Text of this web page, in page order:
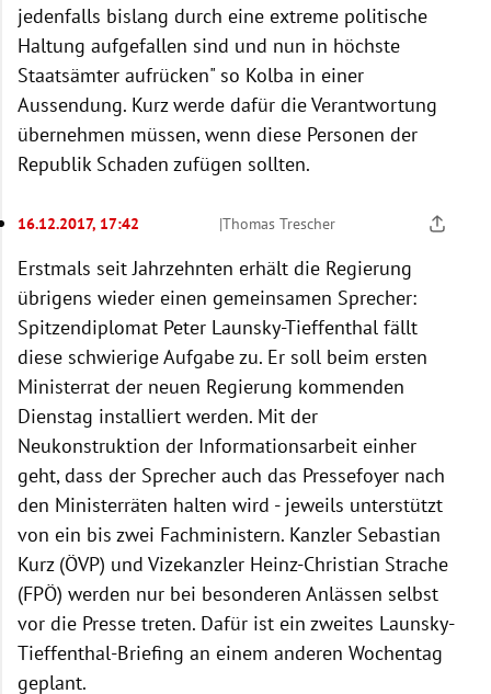
jedenfalls bislang durch eine extreme politische
Haltung aufgefallen sind und nun in höchste
Staatsämter aufrücken" so Kolba in einer
Aussendung. Kurz werde dafür die Verantwortung
übernehmen müssen, wenn diese Personen der
Republik Schaden zufügen sollten.
16.12.2017, 17:42 |Thomas Trescher
Erstmals seit Jahrzehnten erhält die Regierung
übrigens wieder einen gemeinsamen Sprecher:
Spitzendiplomat Peter Launsky-Tieffenthal fällt
diese schwierige Aufgabe zu. Er soll beim ersten
Ministerrat der neuen Regierung kommenden
Dienstag installiert werden. Mit der
Neukonstruktion der Informationsarbeit einher
geht, dass der Sprecher auch das Pressefoyer nach
den Ministerräten halten wird - jeweils unterstützt
von ein bis zwei Fachministern. Kanzler Sebastian
Kurz (ÖVP) und Vizekanzler Heinz-Christian Strache
(FPÖ) werden nur bei besonderen Anlässen selbst
vor die Presse treten. Dafür ist ein zweites Launsky-
Tieffenthal-Briefing an einem anderen Wochentag
geplant.